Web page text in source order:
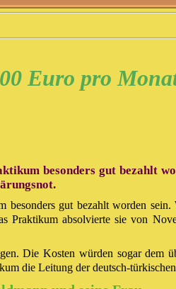
Euro pro
besonders gut bezahlt
gut bezahlt worden
Praktikum absolvierte sie von
Die Kosten würden sogar dem
die Leitung der deutsch-